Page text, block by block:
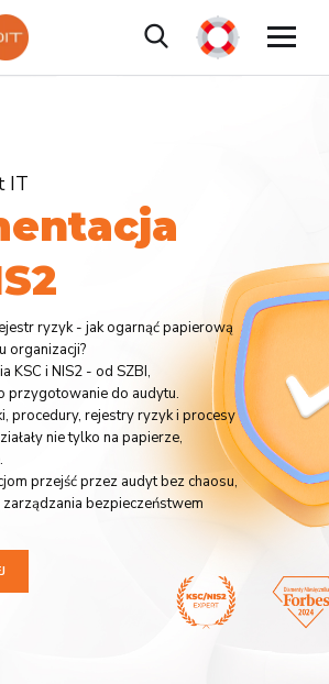
entacja
S2
ryzyk - jak ogarnąć papierową
organizacji?
KSC i NIS2 - od SZBI,
przygotowanie do audytu.
procedury, rejestry ryzyk i procesy
nie tylko na papierze,
przejść przez audyt bez chaosu,
bezpieczeństwem
IT